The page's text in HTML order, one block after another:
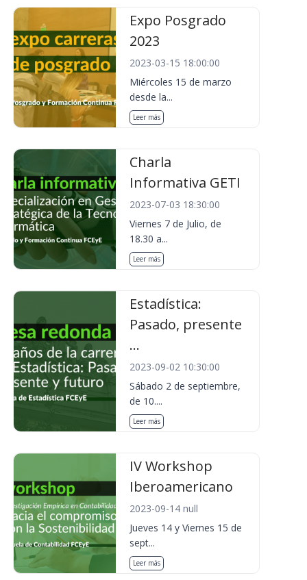
Expo Posgrado
2023
2023-03-15 18:00:00
Miércoles 15 de marzo
desde la...
Leer más
Charla
Informativa GETI
2023-07-03 18:30:00
Viernes 7 de Julio, de
18.30 a...
Leer más
Estadística:
Pasado, presente
...
2023-09-02 10:30:00
Sábado 2 de septiembre,
de 10....
Leer más
IV Workshop
Iberoamericano
2023-09-14 null
Jueves 14 y Viernes 15 de
sept...
Leer más